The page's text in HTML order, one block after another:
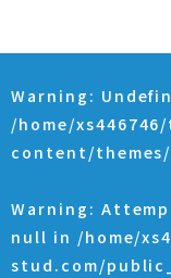
Warning :
/home/
content/
Warning :
null in /home/
stud.com/